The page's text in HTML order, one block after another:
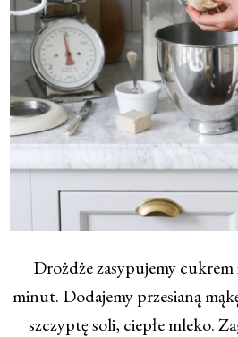
Drożdże zasypujemy
minut. Dodajemy przesianą
szczyptę soli, ciepłe mleko.